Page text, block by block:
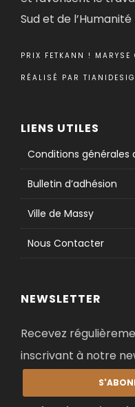
Sud et de
PRIX FETKANN !
RÉALISÉ PAR
LIENS UTILES
Conditions générales
Bulletin d’adhésion
Ville de Massy
Nous Contacter
NEWSLETTER
Recevez
inscrivant à notre